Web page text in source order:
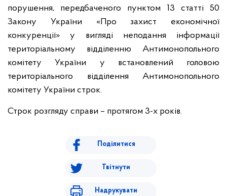
порушення, передбаченого пунктом 13 статті 50
Закону України «Про захист економічної
конкуренції» у вигляді неподання інформації
територіальному відділенню Антимонопольного
комітету України у встановлений головою
територіального відділення Антимонопольного
комітету України строк.
Строк розгляду справи – протягом 3-х років.
Поділитися
Твітнути
Надрукувати